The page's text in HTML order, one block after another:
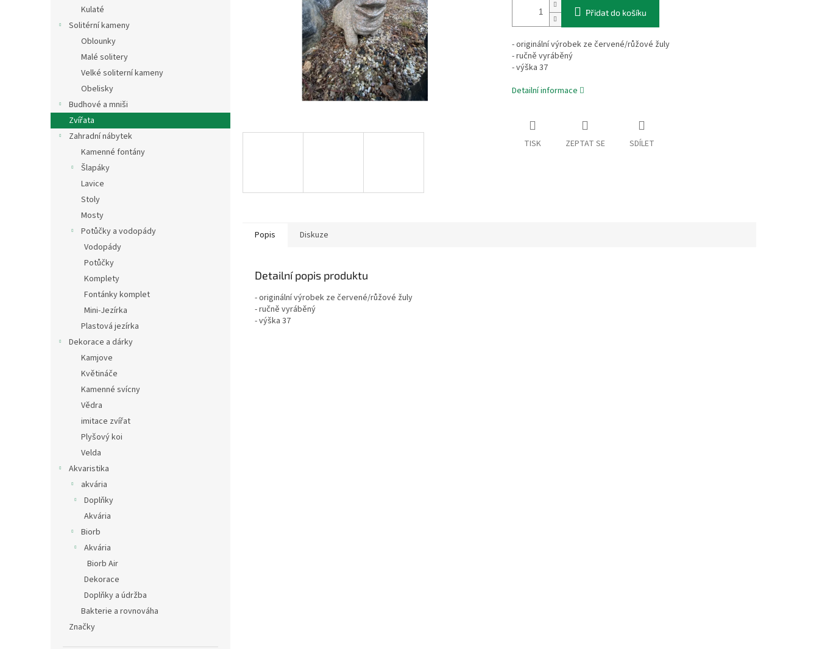
Kulaté
Solitérní kameny
Oblounky
Malé solitery
Velké soliterní kameny
Obelisky
Budhové a mniši
Zvířata
Zahradní nábytek
Kamenné fontány
Šlapáky
Lavice
Stoly
Mosty
Potůčky a vodopády
Vodopády
Potůčky
Komplety
Fontánky komplet
Mini-Jezírka
Plastová jezírka
Dekorace a dárky
Kamjove
Květináče
Kamenné svícny
Vědra
imitace zvířat
Plyšový koi
Velda
Akvaristika
akvária
Doplňky
Akvária
Biorb
Akvária
Biorb Air
Dekorace
Doplňky a údržba
Bakterie a rovnováha
Značky
Přidat do košíku
- originální výrobek ze červené/růžové žuly
- ručně vyráběný
- výška 37
Detailní informace
TISK ZEPTAT SE SDÍLET
Popis Diskuze
Detailní popis produktu
- originální výrobek ze červené/růžové žuly
- ručně vyráběný
- výška 37